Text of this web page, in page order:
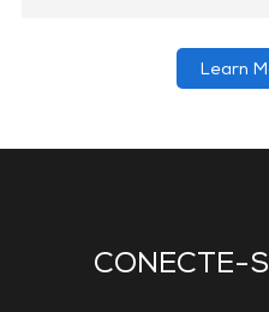
Learn
CONECTE-